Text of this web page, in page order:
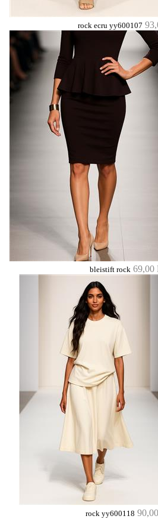
rock ecru yy600107
bleistift rock 69,00
rock yy600118